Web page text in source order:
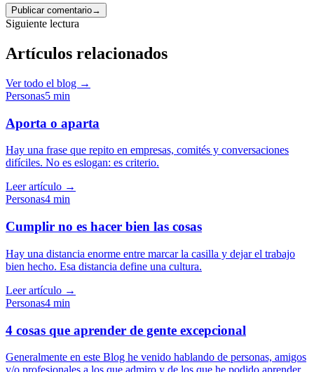
Publicar comentario→
Siguiente lectura
Artículos relacionados
Ver todo el blog →
Personas5 min
Aporta o aparta
Hay una frase que repito en empresas, comités y conversaciones
difíciles. No es eslogan: es criterio.
Leer artículo →
Personas4 min
Cumplir no es hacer bien las cosas
Hay una distancia enorme entre marcar la casilla y dejar el trabajo
bien hecho. Esa distancia define una cultura.
Leer artículo →
Personas4 min
4 cosas que aprender de gente excepcional
Generalmente en este Blog he venido hablando de personas, amigos